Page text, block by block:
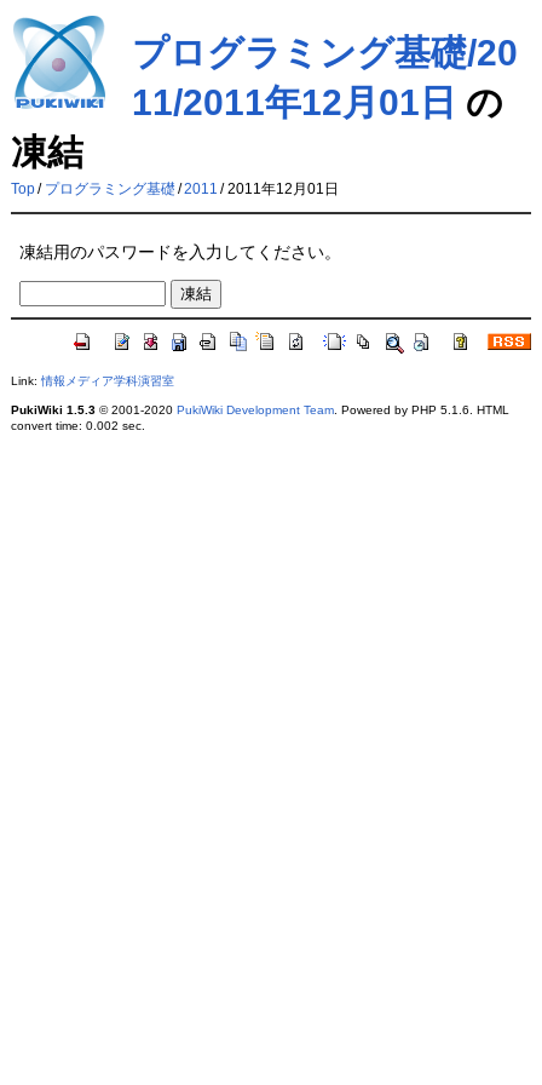
プログラミング基礎/20
11/2011年12月01日 の
凍結
Top/ プログラミング基礎 /2011 / 2011年12月01日
凍結用のパスワードを入力してください。
Link: 情報メディア学科演習室
PukiWiki 1.5.3© 2001-2020 PukiWiki Development Team. Powered by PHP 5.1.6. HTML
convert time: 0.002 sec.